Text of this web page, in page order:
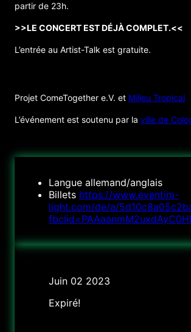
partir de 23h.
>>LE CONCERT EST DÉJÀ COMPLET.<<
L’entrée au Artist-Talk est gratuite.
Projet ComeTogether e.V. et Milieu Tropical
L’événement est soutenu par la ville de
Langue allemand/anglais
Billets https://www.eventim-
light.com/de/a/
Juin 02 2023
Expiré!